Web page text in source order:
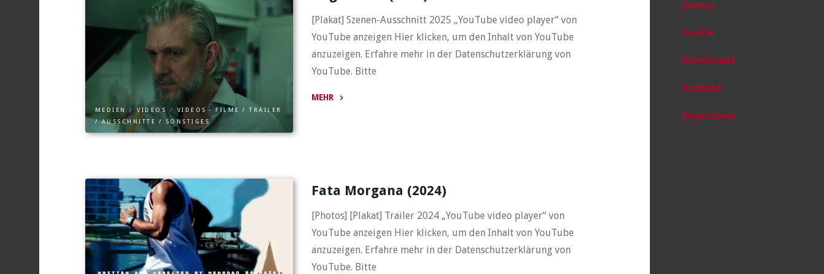
MEDIEN / VIDEOS /
VIDEOS - FILME / TRAILER
/ AUSSCHNITTE / SONSTIGES
[Plakat] Szenen-Ausschnitt 2025 „YouTube video player“ von
YouTube anzeigen Hier klicken, um den Inhalt von YouTube
anzuzeigen. Erfahre mehr in der Datenschutzerklärung von
YouTube. Bitte
MEHR
Fata Morgana (2024)
[Photos] [Plakat] Trailer 2024 „YouTube video player“ von
YouTube anzeigen Hier klicken, um den Inhalt von YouTube
anzuzeigen. Erfahre mehr in der Datenschutzerklärung von
YouTube. Bitte
Demos
Profile
Downloads
Kontakt
Impressum